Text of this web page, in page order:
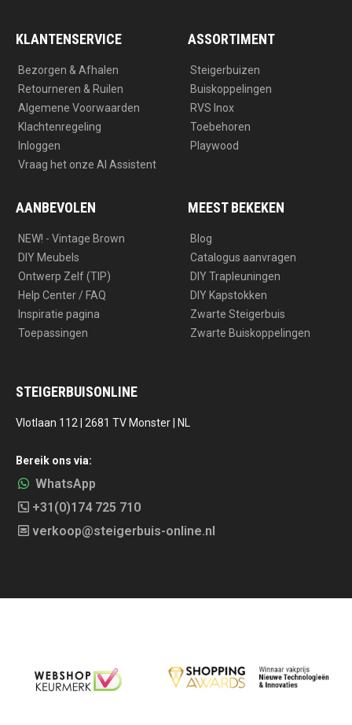
a
a
m
b
k
KLANTENSERVICE
Bezorgen & Afhalen
Retourneren & Ruilen
Algemene Voorwaarden
Klachtenregeling
Inloggen
Vraag het onze AI Assistent
ASSORTIMENT
Steigerbuizen
Buiskoppelingen
RVS Inox
Toebehoren
Playwood
AANBEVOLEN
NEW! - Vintage Brown
DIY Meubels
Ontwerp Zelf (TIP)
Help Center / FAQ
Inspiratie pagina
Toepassingen
MEEST BEKEKEN
Blog
Catalogus aanvragen
DIY Trapleuningen
DIY Kapstokken
Zwarte Steigerbuis
Zwarte Buiskoppelingen
STEIGERBUISONLINE
Vlotlaan 112 | 2681 TV Monster | NL
Bereik ons via:
WhatsApp
+31(0)174 725 710
verkoop@steigerbuis-online.nl